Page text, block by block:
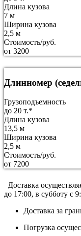
Длина кузова
7 м
Ширина кузова
2,5 м
Стоимость/руб.
от 3200
Длинномер
Грузоподъемность
до 20 т.*
Длина кузова
13,5 м
Ширина кузова
2,5 м
Стоимость/руб.
от 7200
Доставка
до 17:00, в субботу с
Доставка за
Погрузка